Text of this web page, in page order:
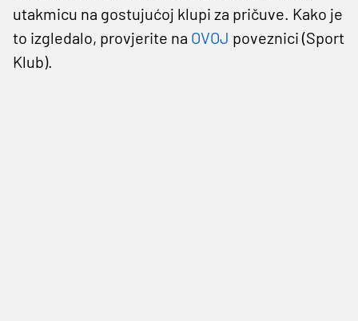
utakmicu na gostujućoj klupi za pričuve. Kako je
to izgledalo, provjerite na OVOJ poveznici (Sport
Klub).